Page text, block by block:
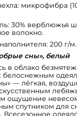
микрофибра
30% верблюжья
волокно.
200 г/
сны», белый
в облако
белоснежным
— лёгкая,
ощущение
спутником для
Всесезонное